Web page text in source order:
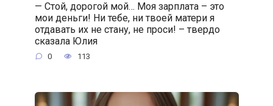
— Стой, дорогой мой… Моя зарплата – это
мои деньги! Ни тебе, ни твоей матери я
отдавать их не стану, не проси! – твердо
сказала Юлия
0 113